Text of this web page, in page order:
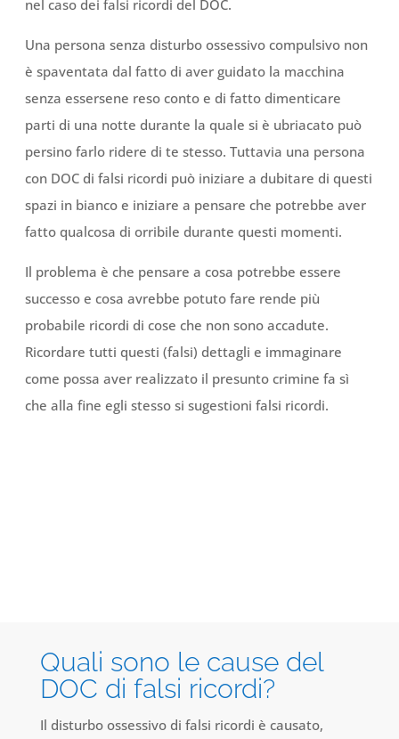
nel caso dei falsi ricordi del DOC.
Una persona senza disturbo ossessivo compulsivo non
è spaventata dal fatto di aver guidato la macchina
senza essersene reso conto e di fatto dimenticare
parti di una notte durante la quale si è ubriacato può
persino farlo ridere di te stesso. Tuttavia una persona
con DOC di falsi ricordi può iniziare a dubitare di questi
spazi in bianco e iniziare a pensare che potrebbe aver
fatto qualcosa di orribile durante questi momenti.
Il problema è che pensare a cosa potrebbe essere
successo e cosa avrebbe potuto fare rende più
probabile ricordi di cose che non sono accadute.
Ricordare tutti questi (falsi) dettagli e immaginare
come possa aver realizzato il presunto crimine fa sì
che alla fine egli stesso si sugestioni falsi ricordi.
Quali sono le cause del
DOC di falsi ricordi?
Il disturbo ossessivo di falsi ricordi è causato,